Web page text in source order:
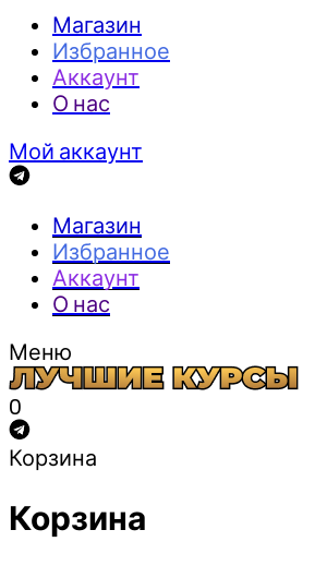
Магазин
Избранное
Аккаунт
О нас
Мой аккаунт
Магазин
Избранное
Аккаунт
О нас
Меню
0
Корзина
Корзина